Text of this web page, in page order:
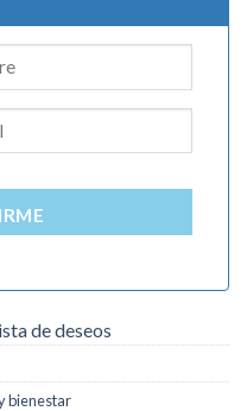
de deseos
bienestar